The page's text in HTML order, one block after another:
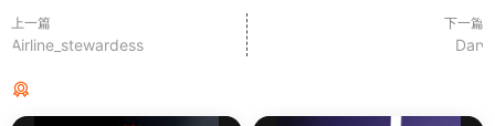
上一篇
Airline_stewardess
下一篇
Dan